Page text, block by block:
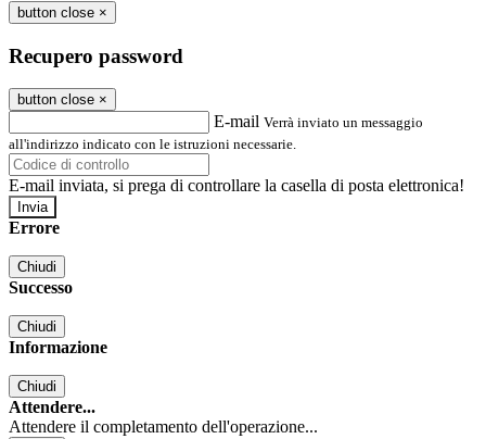
button close ×
Recupero password
button close ×
E-mail Verrà inviato un messaggio
all'indirizzo indicato con le istruzioni necessarie.
E-mail inviata, si prega di controllare la casella di posta elettronica!
Errore
Chiudi
Successo
Chiudi
Informazione
Chiudi
Attendere...
Attendere il completamento dell'operazione...